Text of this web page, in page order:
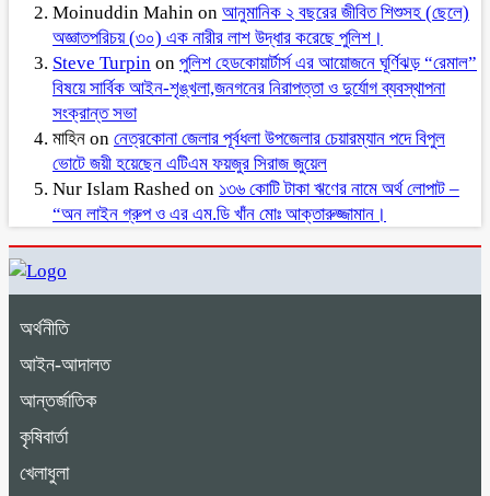
Moinuddin Mahin on আনুমানিক ২ বছরের জীবিত শিশুসহ (ছেলে)
অজ্ঞাতপরিচয় (৩০) এক নারীর লাশ উদ্ধার করেছে পুলিশ।
Steve Turpin on পুলিশ হেডকোয়ার্টার্স এর আয়োজনে ঘূর্ণিঝড় “রেমাল”
বিষয়ে সার্বিক আইন-শৃঙ্খলা,জনগনের নিরাপত্তা ও দুর্যোগ ব্যবস্থাপনা
সংক্রান্ত সভা
মাহিন on নেত্রকোনা জেলার পূর্বধলা উপজেলার চেয়ারম্যান পদে বিপুল
ভোটে জয়ী হয়েছেন এটিএম ফয়জুর সিরাজ জুয়েল
Nur Islam Rashed on ১৩৬ কোটি টাকা ঋণের নামে অর্থ লোপাট –
“অন লাইন গ্রুপ ও এর এম.ডি খাঁন মোঃ আক্তারুজ্জামান।
অর্থনীতি
আইন-আদালত
আন্তর্জাতিক
কৃষিবার্তা
খেলাধুলা